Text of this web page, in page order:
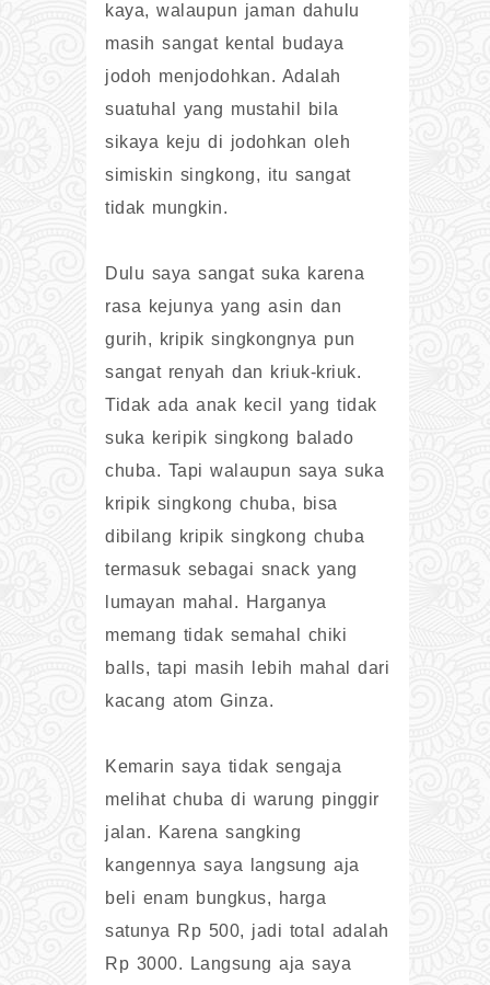
kaya, walaupun jaman dahulu
masih sangat kental budaya
jodoh menjodohkan. Adalah
suatuhal yang mustahil bila
sikaya keju di jodohkan oleh
simiskin singkong, itu sangat
tidak mungkin.
Dulu saya sangat suka karena
rasa kejunya yang asin dan
gurih, kripik singkongnya pun
sangat renyah dan kriuk-kriuk.
Tidak ada anak kecil yang tidak
suka keripik singkong balado
chuba. Tapi walaupun saya suka
kripik singkong chuba, bisa
dibilang kripik singkong chuba
termasuk sebagai snack yang
lumayan mahal. Harganya
memang tidak semahal chiki
balls, tapi masih lebih mahal dari
kacang atom Ginza.
Kemarin saya tidak sengaja
melihat chuba di warung pinggir
jalan. Karena sangking
kangennya saya langsung aja
beli enam bungkus, harga
satunya Rp 500, jadi total adalah
Rp 3000. Langsung aja saya